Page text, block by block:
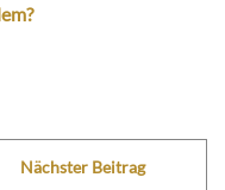
Nächster Beitrag